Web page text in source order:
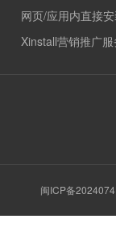
网页/应用内直接
Xinstall营销推广
闽ICP备